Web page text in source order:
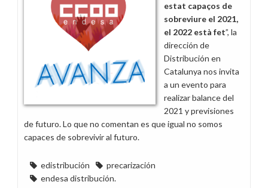
estat capaços de
sobreviure el 2021,
el 2022 està fet”, la
dirección de
Distribución en
Catalunya nos invita
a un evento para
realizar balance del
2021 y previsiones
de futuro. Lo que no comentan es que igual no somos
capaces de sobrevivir al futuro.
edistribución
precarización
endesa distribución.